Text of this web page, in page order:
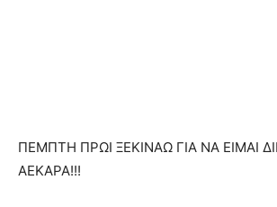
ΠΕΜΠΤΗ ΠΡΩΙ ΞΕΚΙΝΑΩ ΓΙΑ ΝΑ ΕΙΜΑΙ
ΑΕΚΑΡΑ!!!